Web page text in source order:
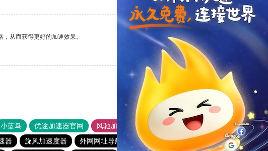
支持 [0] 反对 [0]
从而获得更好的加速效果。
支持
小蓝鸟 优途加速器官网 风驰加速器
旋风加速器
器 旋风加速度器 外网网址导航 软件中心 雷霆加速
狂飙加速器